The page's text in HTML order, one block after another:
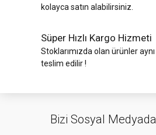
kolayca satın alabilirsiniz.
Süper Hızlı Kargo Hizmeti
Stoklarımızda olan ürünler
teslim edilir !
Bizi Sosyal